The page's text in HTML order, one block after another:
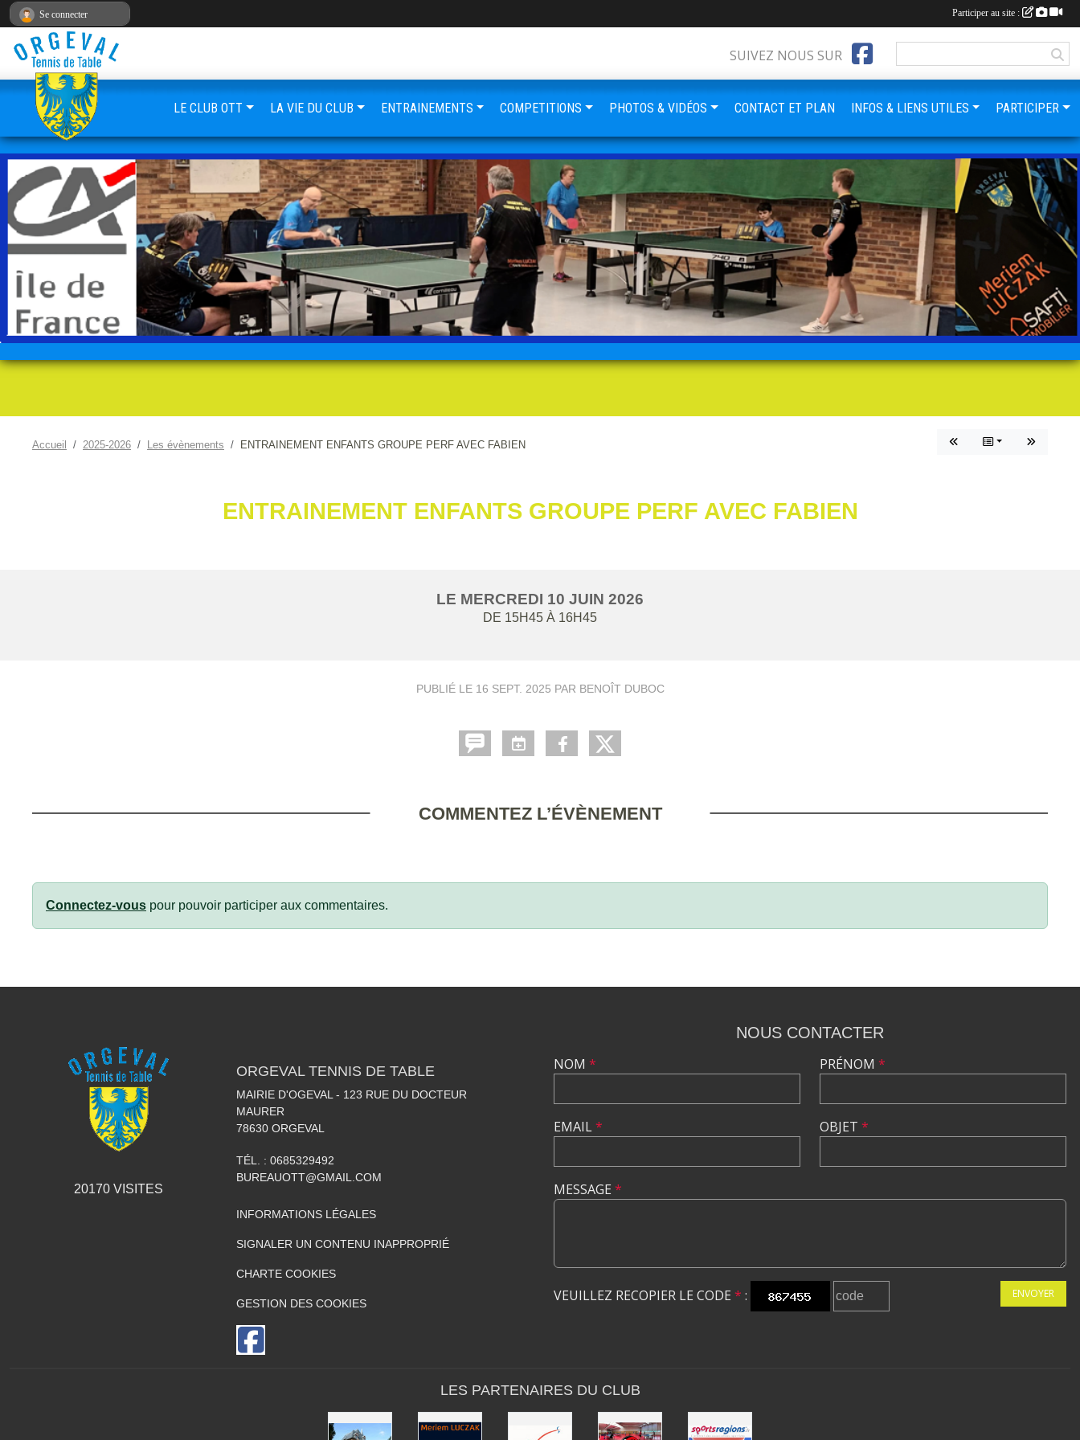
Accueil 2025-2026 Les évènements ENTRAINEMENT ENFANTS GROUPE PERF AVEC FABIEN
ENTRAINEMENT ENFANTS GROUPE PERF AVEC FABIEN
LE MERCREDI 10 JUIN 2026
DE 15H45 À 16H45
PUBLIÉ LE 16 SEPT. 2025 PAR BENOÎT DUBOC
COMMENTEZ L’ÉVÈNEMENT
Connectez-vous pour pouvoir participer aux commentaires.
SUIVEZ NOUS SUR
LE CLUB OTT LA VIE DU CLUB ENTRAINEMENTS COMPETITIONS PHOTOS & VIDÉOS CONTACT ET PLAN INFOS & LIENS UTILES PARTICIPER
20170VISITES
ORGEVAL TENNIS DE TABLE
MAIRIE D'OGEVAL - 123 RUE DU DOCTEUR
MAURER
78630 ORGEVAL
TÉL. : 0685329492
BUREAUOTT@GMAIL.COM
INFORMATIONS LÉGALES
SIGNALER UN CONTENU INAPPROPRIÉ
CHARTE COOKIES
GESTION DES COOKIES
NOUS CONTACTER
NOM *
EMAIL*
PRÉNOM *
OBJET *
MESSAGE *
VEUILLEZ RECOPIER LE CODE * : ENVOYER
LES PARTENAIRES DU CLUB
Se connecter Participer au site :
Panneau de gestion des cookies